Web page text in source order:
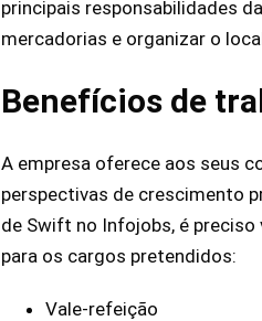
principais responsabilidades
mercadorias e organizar o
Benefícios de
A empresa oferece aos seus
perspectivas de crescimento
de Swift no Infojobs, é
para os cargos pretendidos:
Vale-refeição